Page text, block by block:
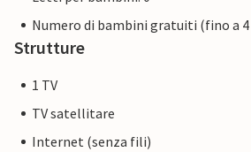
Numero di bambini gratuiti (fino a 4
Strutture
1 TV
TV satellitare
Internet (senza fili)